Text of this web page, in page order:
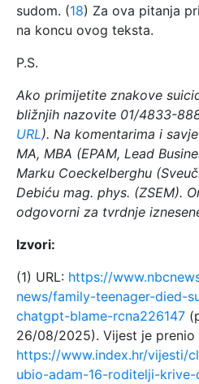
sudom. (18) Za ova pitanja
na koncu ovog teksta.
P.S.
Ako primijetite znakove
bližnjih nazovite 01/4833-
URL). Na komentarima i
MA, MBA (EPAM, Lead
Marku Coeckelberghu
Debiću mag. phys. (ZSEM).
odgovorni za tvrdnje
Izvori:
(1) URL: https://
news/family-teenager-died-
chatgpt-blame-rcna226147
26/08/2025). Vijest je prenio
https://www.index.hr/vijesti/
ubio-adam-16-roditelji-